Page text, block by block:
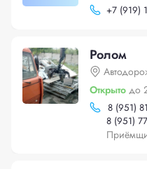
+7 (919)
Ролом
Открыто до
8 (951)
8 (951)